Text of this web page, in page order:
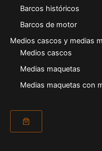
Barcos históricos
Barcos de motor
Medios cascos y medias
Medios cascos
Medias maquetas
Medias maquetas con